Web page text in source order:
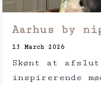
Aarhus by
13 March 2026
Skønt at
inspirerende